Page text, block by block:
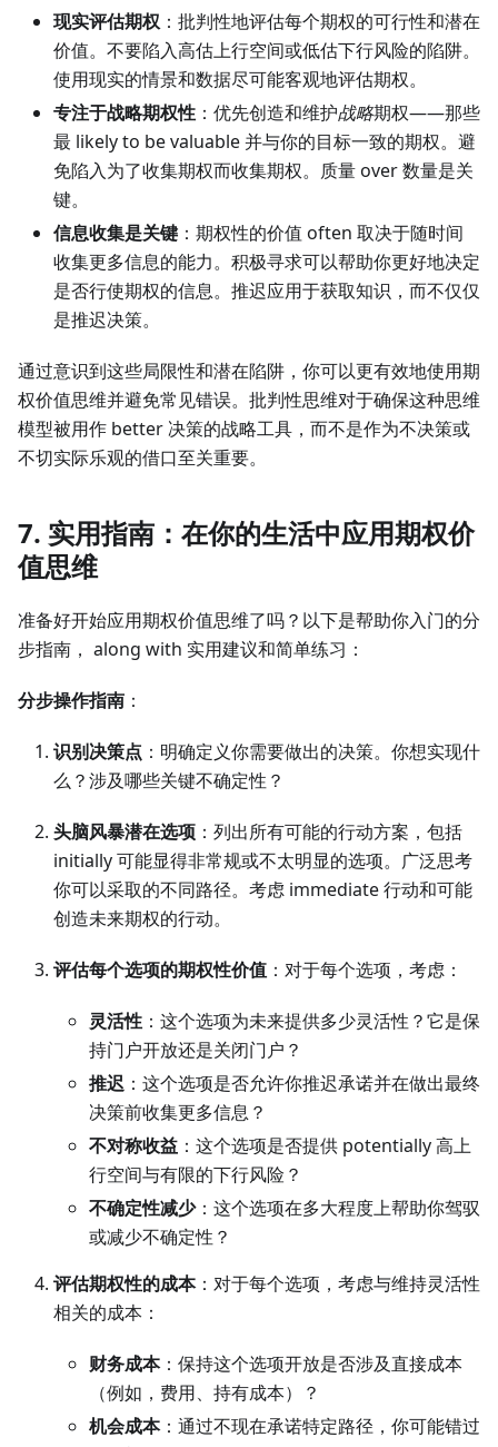
现实评估期权 ：批判性地评估每个期权的可行性和潜在
价值。不要陷入高估上行空间或低估下行风险的陷阱。
使用现实的情景和数据尽可能客观地评估期权。
专注于战略期权性 ：优先创造和维护战略期权——那些
最 likely to be valuable 并与你的目标一致的期权。避
免陷入为了收集期权而收集期权。质量 over 数量是关
键。
信息收集是关键 ：期权性的价值 often 取决于随时间
收集更多信息的能力。积极寻求可以帮助你更好地决定
是否行使期权的信息。推迟应用于获取知识，而不仅仅
是推迟决策。
通过意识到这些局限性和潜在陷阱，你可以更有效地使用期
权价值思维并避免常见错误。批判性思维对于确保这种思维
模型被用作 better 决策的战略工具，而不是作为不决策或
不切实际乐观的借口至关重要。
7. 实用指南：在你的生活中应用期权价
值思维
准备好开始应用期权价值思维了吗？以下是帮助你入门的分
步指南， along with 实用建议和简单练习：
分步操作指南 ：
识别决策点 ：明确定义你需要做出的决策。你想实现什
么？涉及哪些关键不确定性？
头脑风暴潜在选项 ：列出所有可能的行动方案，包括
initially 可能显得非常规或不太明显的选项。广泛思考
你可以采取的不同路径。考虑 immediate 行动和可能
创造未来期权的行动。
评估每个选项的期权性价值 ：对于每个选项，考虑：
灵活性 ：这个选项为未来提供多少灵活性？它是保
持门户开放还是关闭门户？
推迟 ：这个选项是否允许你推迟承诺并在做出最终
决策前收集更多信息？
不对称收益 ：这个选项是否提供 potentially 高上
行空间与有限的下行风险？
不确定性减少：这个选项在多大程度上帮助你驾驭
或减少不确定性？
评估期权性的成本：对于每个选项，考虑与维持灵活性
相关的成本：
财务成本：保持这个选项开放是否涉及直接成本
（例如，费用、持有成本）？
机会成本：通过不现在承诺特定路径，你可能错过